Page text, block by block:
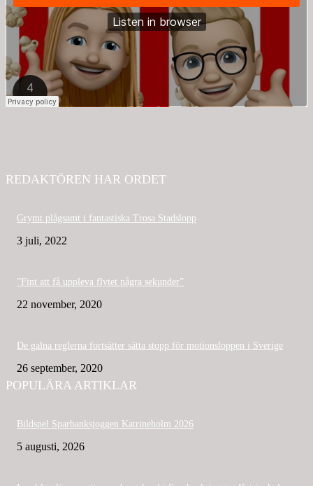
REDAKTÖREN HAR ORDET
Grymt plågsamt i fantastiska Trosa Stadslopp
3 juli, 2022
”Fint att få uppleva flytet några sekunder”
22 november, 2020
De galna reglerna fortsätter sätta stopp för motionsloppen i Sverige
26 september, 2020
POPULÄRA ARTIKLAR
Bildspel Sparbanksjoggen Katrineholm 2026
5 augusti, 2026